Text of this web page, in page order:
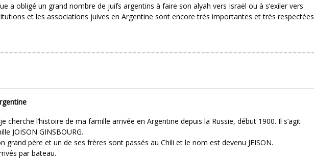
a obligé un grand nombre de juifs argentins à faire son alyah vers Israël ou à s’exiler vers
et les associations juives en Argentine sont encore très importantes et très respectées
cherche l’histoire de ma famille arrivée en Argentine depuis la Russie, début 1900. Il s’agit
JOISON GINSBOURG.
grand père et un de ses frères sont passés au Chili et le nom est devenu JEISON.
par bateau.